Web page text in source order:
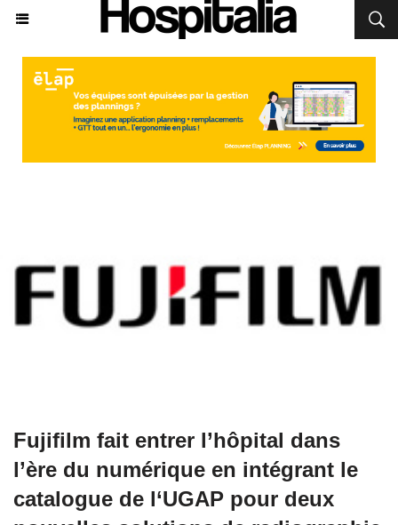
Fujifilm fait entrer l’hôpital dans
l’ère du numérique en intégrant le
catalogue de l‘UGAP pour deux